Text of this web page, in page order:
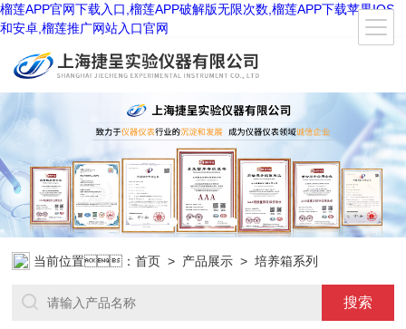
榴莲APP官网下载入口,榴莲APP破解版无限次数,榴莲APP下载苹果IOS
和安卓,榴莲推广网站入口官网
当前位置：首页 > 产品展示 > 培养箱系列